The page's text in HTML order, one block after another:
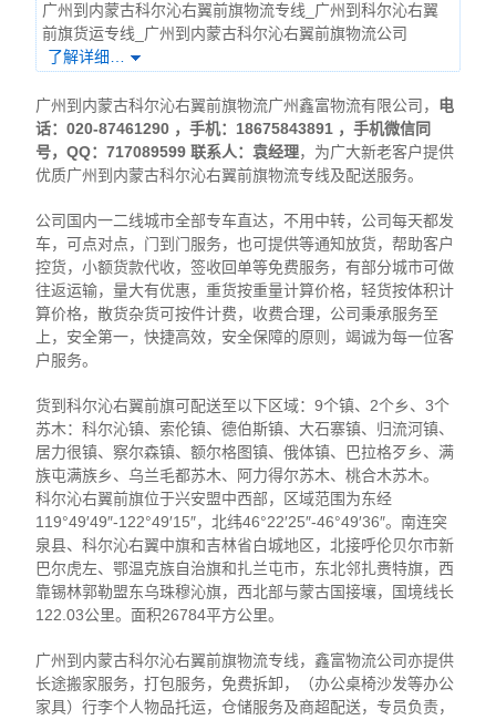
广州到内蒙古科尔沁右翼前旗物流专线_广州到科尔沁右翼
前旗货运专线_广州到内蒙古科尔沁右翼前旗物流公司
了解详细…
广州到内蒙古科尔沁右翼前旗物流广州鑫富物流有限公司， 电
话：020-87461290 ，手机：18675843891 ，手机微信同
号，QQ：717089599 联系人：袁经理，为广大新老客户提供
优质广州到内蒙古科尔沁右翼前旗物流专线及配送服务。
公司国内一二线城市全部专车直达，不用中转，公司每天都发
车，可点对点，门到门服务，也可提供等通知放货，帮助客户
控货，小额货款代收，签收回单等免费服务，有部分城市可做
往返运输，量大有优惠，重货按重量计算价格，轻货按体积计
算价格，散货杂货可按件计费，收费合理，公司秉承服务至
上，安全第一，快捷高效，安全保障的原则，竭诚为每一位客
户服务。
货到科尔沁右翼前旗可配送至以下区域：9个镇、2个乡、3个
苏木：科尔沁镇、索伦镇、德伯斯镇、大石寨镇、归流河镇、
居力很镇、察尔森镇、额尔格图镇、俄体镇、巴拉格歹乡、满
族屯满族乡、乌兰毛都苏木、阿力得尔苏木、桃合木苏木。
科尔沁右翼前旗位于兴安盟中西部，区域范围为东经
119°49′49″-122°49′15″，北纬46°22′25″-46°49′36″。南连突
泉县、科尔沁右翼中旗和吉林省白城地区，北接呼伦贝尔市新
巴尔虎左、鄂温克族自治旗和扎兰屯市，东北邻扎赉特旗，西
靠锡林郭勒盟东乌珠穆沁旗，西北部与蒙古国接壤，国境线长
122.03公里。面积26784平方公里。
广州到内蒙古科尔沁右翼前旗物流专线，鑫富物流公司亦提供
长途搬家服务，打包服务，免费拆卸，（办公桌椅沙发等办公
家具）行李个人物品托运，仓储服务及商超配送，专员负责，